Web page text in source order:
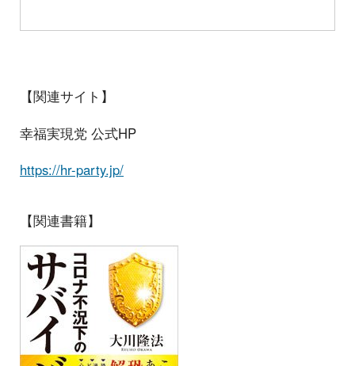
【関連サイト】
幸福実現党 公式HP
https://hr-party.jp/
【関連書籍】